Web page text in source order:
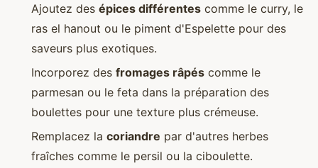
Ajoutez des épices différentes comme le curry, le
ras el hanout ou le piment d'Espelette pour des
saveurs plus exotiques.
Incorporez des fromages râpés comme le
parmesan ou le feta dans la préparation des
boulettes pour une texture plus crémeuse.
Remplacez la coriandre par d'autres herbes
fraîches comme le persil ou la ciboulette.